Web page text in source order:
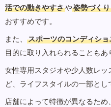
活での動きやすさや姿勢づくり
おすすめです。
また、
スポーツのコンディショ
目的に取り入れられることもあ
女性専用スタジオや少人数レ
ど、ライフスタイルの一部とし
店舗によって特徴が異なるた